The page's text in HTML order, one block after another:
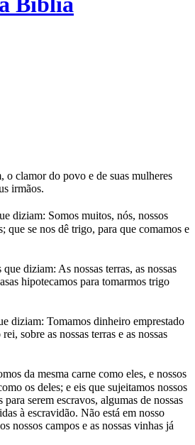
o clamor do povo e de suas mulheres
irmãos.
diziam: Somos muitos, nós, nossos
que se nos dê trigo, para que comamos e
diziam: As nossas terras, as nossas
hipotecamos para tomarmos trigo
diziam: Tomamos dinheiro emprestado
sobre as nossas terras e as nossas
da mesma carne como eles, e nossos
os deles; e eis que sujeitamos nossos
serem escravos, algumas de nossas
à escravidão. Não está em nosso
nossos campos e as nossas vinhas já